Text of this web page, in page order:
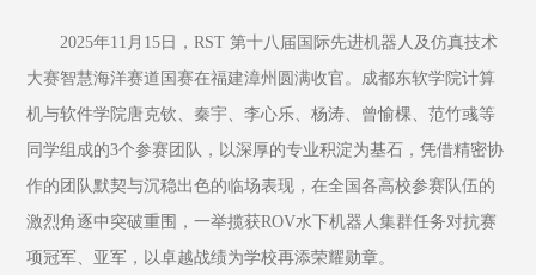
2025年11月15日，RST 第十八届国际先进机器人及仿真技术
大赛智慧海洋赛道国赛在福建漳州圆满收官。成都东软学院计算
机与软件学院唐克钦、秦宇、李心乐、杨涛、曾愉棵、范竹彧等
同学组成的3个参赛团队，以深厚的专业积淀为基石，凭借精密协
作的团队默契与沉稳出色的临场表现，在全国各高校参赛队伍的
激烈角逐中突破重围，一举揽获ROV水下机器人集群任务对抗赛
项冠军、亚军，以卓越战绩为学校再添荣耀勋章。